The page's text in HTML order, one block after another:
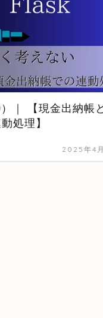
｜ 【現金出納帳
処理】
2025年4月